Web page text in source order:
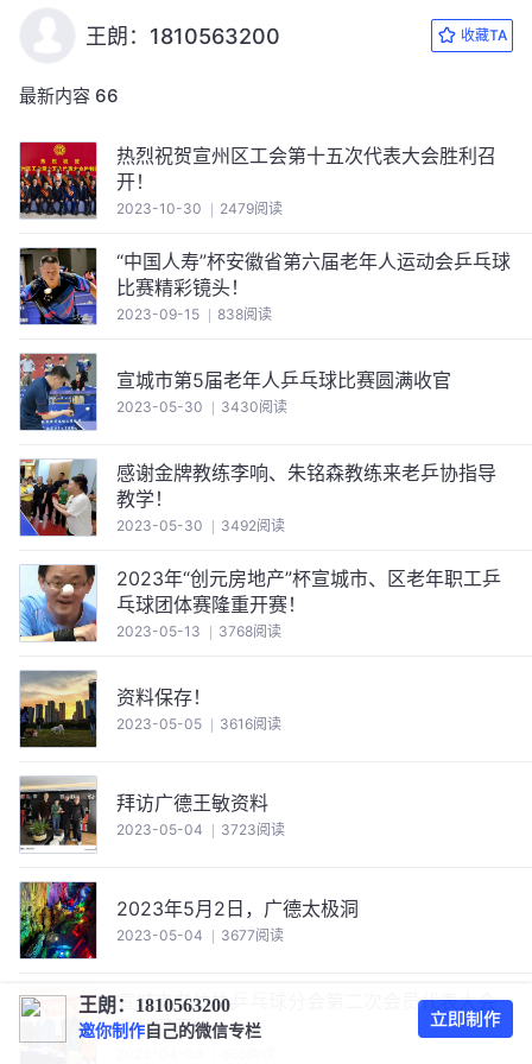
王朗：1810563200 收藏TA
最新内容 66
热烈祝贺宣州区工会第十五次代表大会胜利召
开！
2023-10-30 2479阅读
“中国人寿”杯安徽省第六届老年人运动会乒乓球
比赛精彩镜头！
2023-09-15 838阅读
宣城市第5届老年人乒乓球比赛圆满收官
2023-05-30 3430阅读
感谢金牌教练李响、朱铭森教练来老乒协指导
教学！
2023-05-30 3492阅读
2023年“创元房地产”杯宣城市、区老年职工乒
乓球团体赛隆重开赛！
2023-05-13 3768阅读
资料保存！
2023-05-05 3616阅读
拜访广德王敏资料
2023-05-04 3723阅读
2023年5月2日，广德太极洞
2023-05-04 3677阅读
宣城市老体协乒乓球分会第二次会员代表大会
胜利召开
王朗：1810563200
邀你制作 自己的微信专栏